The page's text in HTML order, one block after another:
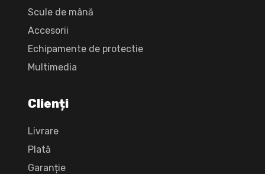
Scule de mână
Accesorii
Echipamente de protectie
Multimedia
Clienți
Livrare
Plată
Garanție